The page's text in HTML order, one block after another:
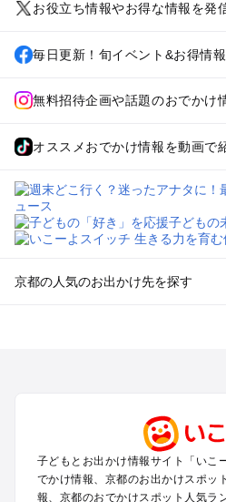
お役立ち情報やお得な情報を発
毎日更新！旬イベント&お得情
無料招待企画や話題のおでかけ
オススメおでかけ情報を動画で
京都の人気のお出かけ先を探す
天橋立・舞鶴・丹後半島のプール
福知山・綾部のプールお出かけ
亀岡・湯の花・美山・丹波のプー
嵐山・嵯峨野・高雄のプールお出
子どもとお出かけ情報サイト「いこ
でかけ情報、京都のお出かけスポッ
報、京都のおでかけスポット人気ラ